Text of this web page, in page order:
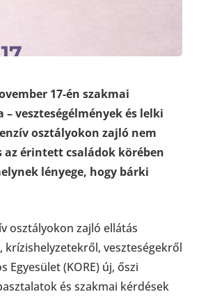
17-én szakmai
veszteségélmények és lelki
osztályokon zajló nem
érintett családok körében
lényege, hogy bárki
osztályokon zajló ellátás
veszteségekről
(KORE) új, őszi
és szakmai kérdések